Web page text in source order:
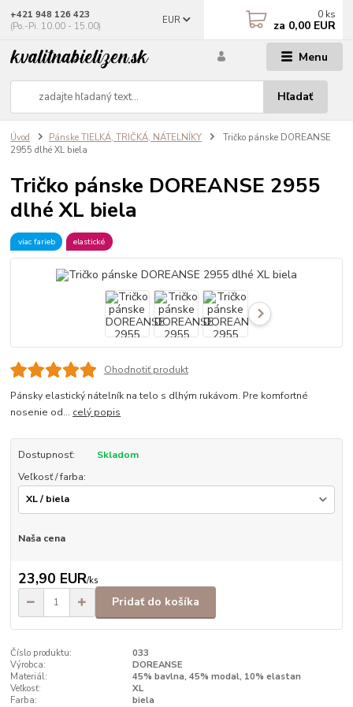
Menu
EUR
Hľadať
+421 948 126 423
(Po.-Pi. 10.00 - 15.00)
0 ks
za 0,00 EUR
Úvod Pánske TIELKÁ, TRIČKÁ, NÁTELNÍKY
Tričko pánske DOREANSE
2955 dlhé XL biela
Tričko pánske DOREANSE 2955
dlhé XL biela
viac farieb elastické
Ohodnotiť produkt
Pánsky elastický nátelník na telo s dlhým rukávom. Pre komfortné
nosenie od... celý popis
Dostupnosť:
Skladom
Veľkosť / farba:
Naša cena
23,90 EUR/ks
Pridať do košíka
Číslo produktu:
033
Výrobca:
DOREANSE
Materiál:
45% bavlna, 45% modal, 10% elastan
Veľkosť:
XL
Farba:
biela